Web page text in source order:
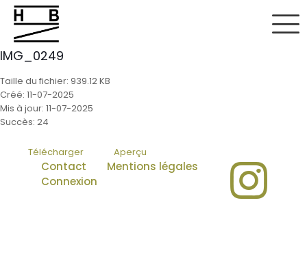
IMG_0249
Taille du fichier: 939.12 KB
Créé: 11-07-2025
Mis à jour: 11-07-2025
Succès: 24
Télécharger Aperçu
Contact
Mentions légales
Connexion